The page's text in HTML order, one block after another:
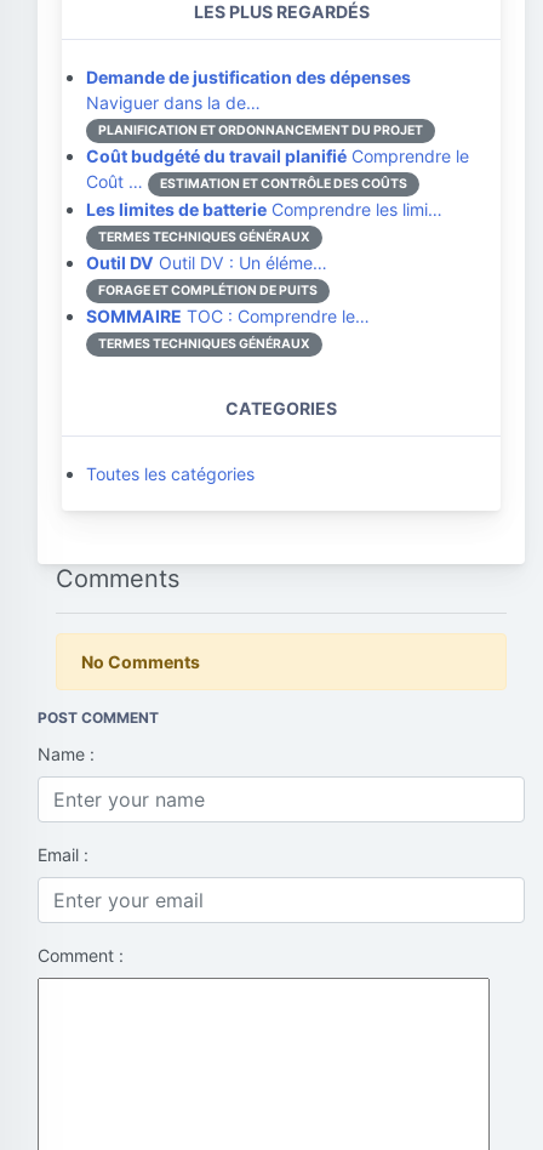
LES PLUS REGARDÉS
Demande de justification des dépenses
Naviguer dans la de…
PLANIFICATION ET ORDONNANCEMENT DU PROJET
Coût budgété du travail planifié Comprendre le
Coût …
ESTIMATION ET CONTRÔLE DES COÛTS
Les limites de batterie Comprendre les limi…
TERMES TECHNIQUES GÉNÉRAUX
Outil DV Outil DV : Un éléme…
FORAGE ET COMPLÉTION DE PUITS
SOMMAIRE TOC : Comprendre le…
TERMES TECHNIQUES GÉNÉRAUX
CATEGORIES
Toutes les catégories
Comments
No Comments
POST COMMENT
Name :
Email :
Comment :